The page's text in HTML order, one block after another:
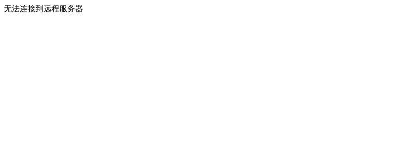
无法连接到远程服务器